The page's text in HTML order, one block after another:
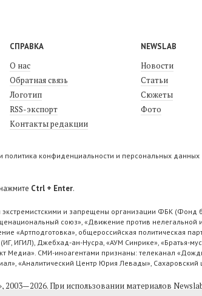
СПРАВКА
О нас
Обратная связь
Логотип
RSS-экспорт
Контакты редакции
NEWSLAB
Новости
Статьи
Сюжеты
Фото
политика конфиденциальности и персональных данных
Ctrl + Enter.
и запрещены организации ФБК (Фонд
союз», «Движение против
«Артподготовка», общероссийская политическая
ИГИЛ), Джебхад-ан-Нусра, «АУМ Синрике», «Братья-
Медиа». СМИ-иноагентами признаны: телеканал
«Аналитический Центр Юрия Левады»,
2003—2026.При использовании материалов